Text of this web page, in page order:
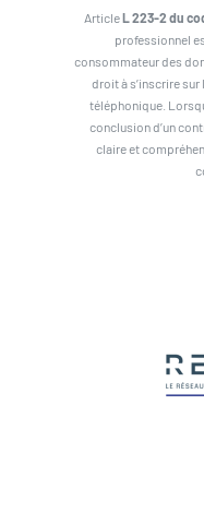
ArticleL 223-2 du
professionnel
consommateur des
droit à s’inscrire
téléphonique.
conclusion d’un
claire et